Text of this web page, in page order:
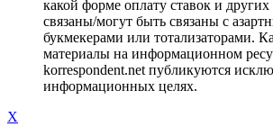
какой форме оплату ставок и
связаны/могут быть связаны с
букмекерами или тотализаторами.
материалы на информационном
korrespondent.net публикуются
информационных целях.
X